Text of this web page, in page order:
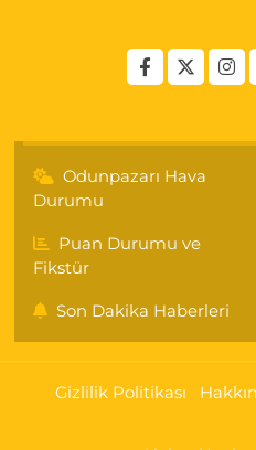
Odunpazarı Hava
Durumu
Puan Durumu ve
Fikstür
Son Dakika Haberleri
Gizlilik Politikası